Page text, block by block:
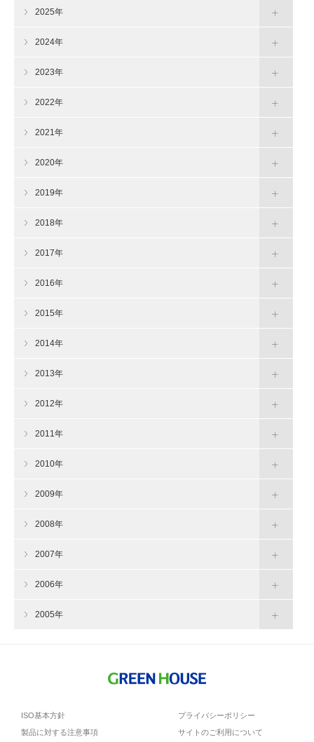
2025年
2024年
2023年
2022年
2021年
2020年
2019年
2018年
2017年
2016年
2015年
2014年
2013年
2012年
2011年
2010年
2009年
2008年
2007年
2006年
2005年
ISO基本方針
プライバシーポリシー
製品に対する注意事項
サイトのご利用について